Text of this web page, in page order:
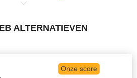
ALTERNATIEVEN
Onze score